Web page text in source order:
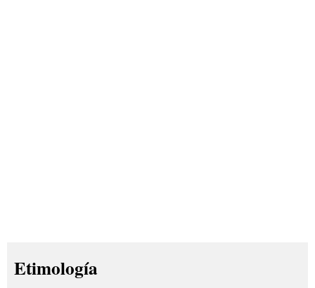
Etimología